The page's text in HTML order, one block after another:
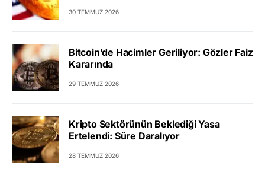
30 TEMMUZ 2026
Bitcoin’de Hacimler Geriliyor: Gözler Faiz
Kararında
29 TEMMUZ 2026
Kripto Sektörünün Beklediği Yasa
Ertelendi: Süre Daralıyor
28 TEMMUZ 2026